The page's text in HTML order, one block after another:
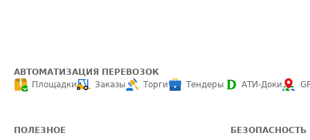
АВТОМАТИЗАЦИЯ ПЕРЕВОЗОК
Площадки
Заказы Торги Тендеры АТИ-Доки
ПОЛЕЗНОЕ БЕЗОПАСНОСТЬ